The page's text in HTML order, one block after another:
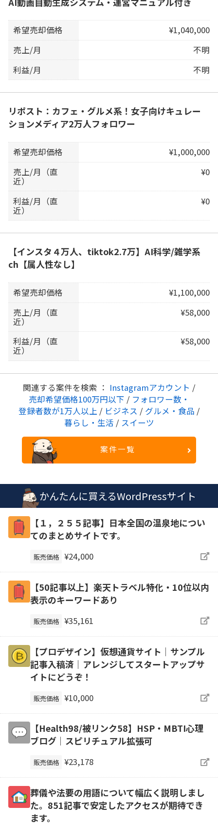
希望売却価格
¥1,040,000
売上/月
不明
利益/月
不明
リポスト：カフェ・グルメ系！女子向けキュレー
ションメディア2万人フォロワー
希望売却価格
¥1,000,000
売上/月（直
近）
¥0
利益/月（直
近）
¥0
【インスタ４万人、tiktok2.7万】AI科学/雑学系
ch【属人性なし】
希望売却価格
¥1,100,000
売上/月（直
近）
¥58,000
利益/月（直
近）
¥58,000
関連する案件を検索 ： Instagramアカウント /
売却希望価格100万円以下 / フォロワー数・
登録者数が1万人以上 / ビジネス / グルメ・食品 /
暮らし・生活 / スイーツ
案件一覧
かんたんに買えるWordPressサイト
【１，２５５記事】日本全国の温泉地につい
てのまとめサイトです。
販売価格 ¥24,000
【50記事以上】楽天トラベル特化・10位以内
表示のキーワードあり
販売価格 ¥35,161
【プロデザイン】仮想通貨サイト｜サンプル
記事入稿済｜アレンジしてスタートアップサ
イトにどうぞ！
販売価格 ¥10,000
【Health98/被リンク58】HSP・MBTI心理
ブログ｜スピリチュアル拡張可
販売価格 ¥23,178
葬儀や法要の用語について幅広く説明しまし
た。851記事で安定したアクセスが期待でき
ます。